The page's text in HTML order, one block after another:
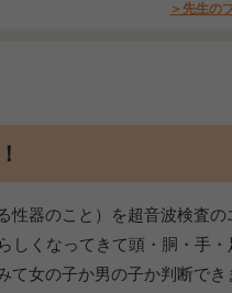
＞先生の
性器のこと）を超音波検査
しくなってきて頭・胴・手・
女の子か男の子か判断で